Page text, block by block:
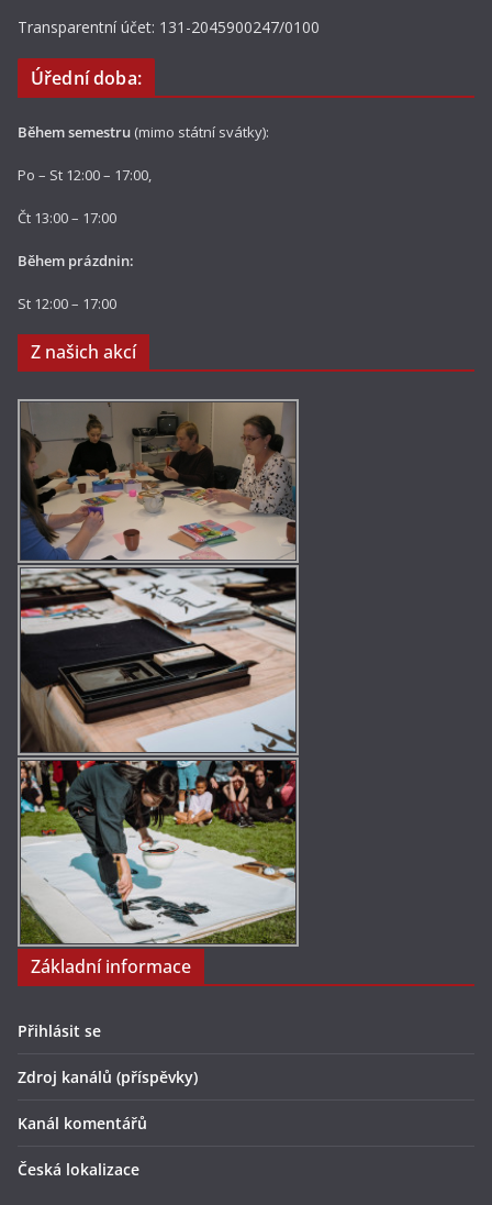
Transparentní účet: 131-2045900247/0100
Úřední doba:
Během semestru (mimo státní svátky):
Po – St 12:00 – 17:00,
Čt 13:00 – 17:00
Během prázdnin:
St 12:00 – 17:00
Z našich akcí
Základní informace
Přihlásit se
Zdroj kanálů (příspěvky)
Kanál komentářů
Česká lokalizace